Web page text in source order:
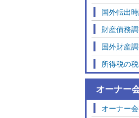
国外転出
財産債務
国外財産
所得税の
オーナー
オーナー